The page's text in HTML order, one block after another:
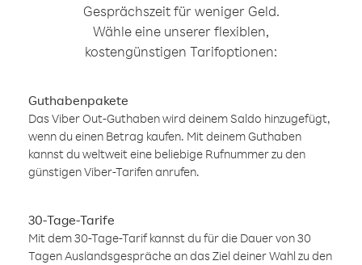
Gesprächszeit für weniger Geld.
Wähle eine unserer flexiblen,
kostengünstigen Tarifoptionen:
Guthabenpakete
Das Viber Out-Guthaben wird deinem Saldo hinzugefügt,
wenn du einen Betrag kaufen. Mit deinem Guthaben
kannst du weltweit eine beliebige Rufnummer zu den
günstigen Viber-Tarifen anrufen.
30-Tage-Tarife
Mit dem 30-Tage-Tarif kannst du für die Dauer von 30
Tagen Auslandsgespräche an das Ziel deiner Wahl zu den